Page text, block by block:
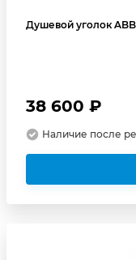
Душевой уголок
38 600 ₽
Наличие после